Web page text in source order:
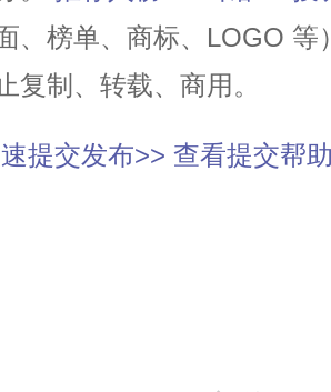
、榜单、商标、LOGO
复制、转载、商用。
提交发布>> 查看提交帮